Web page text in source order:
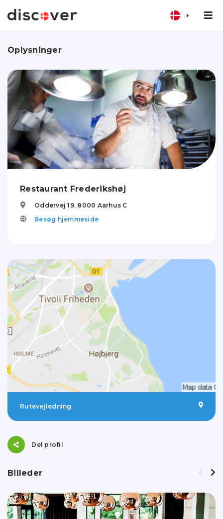
Oplysninger
Restaurant Frederikshøj
Oddervej 19, 8000 Aarhus C
Besøg hjemmeside
Rutevejledning
Del profil
Billeder